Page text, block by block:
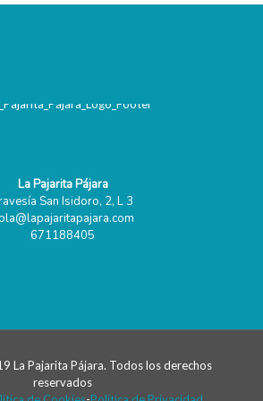
La Pajarita Pájara
San Isidoro, 2, L 3
671188405
La Pajarita Pájara. Todos los derechos
reservados